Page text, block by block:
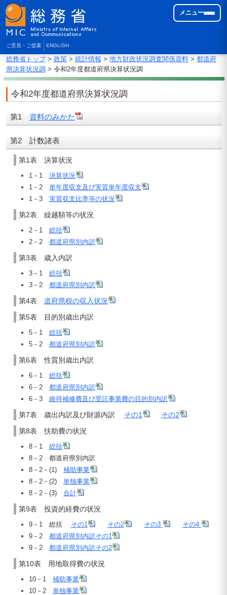
ご意見・ご提案 ENGLISH
メニュー
総務省トップ> 政策> 統計情報 > 地方財政状況調査関係資料> 都道府
県決算状況調 > 令和2年度都道府県決算状況調
令和2年度都道府県決算状況調
第1 資料のみかた
第2 計数諸表
第1表 決算状況
1－1 決算状況
1－2 単年度収支及び実質単年度収支
1－3 実質収支比率等の状況
第2表 繰越額等の状況
2－1 総括
2－2 都道府県別内訳
第3表 歳入内訳
3－1 総括
3－2 都道府県別内訳
第4表 道府県税の収入状況
第5表 目的別歳出内訳
5－1 総括
5－2 都道府県別内訳
第6表 性質別歳出内訳
6－1 総括
6－2 都道府県別内訳
6－3 維持補修費及び受託事業費の目的別内訳
第7表 歳出内訳及び財源内訳 その1
その2
第8表 扶助費の状況
8－1 総括
8－2 都道府県別内訳
8－2－(1) 補助事業
8－2－(2) 単独事業
8－2－(3) 合計
第9表 投資的経費の状況
9－1 総括 その1 その2 その3
その4
9－2 都道府県別内訳その1
9－2 都道府県別内訳その2
第10表 用地取得費の状況
10－1 補助事業
10－2 単独事業